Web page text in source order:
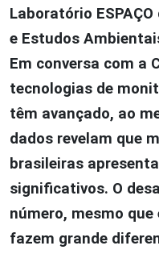
Laboratório
e Estudos
Em conversa com a
tecnologias de
têm avançado, ao
dados revelam que
brasileiras
significativos. O
número, mesmo que
fazem grande